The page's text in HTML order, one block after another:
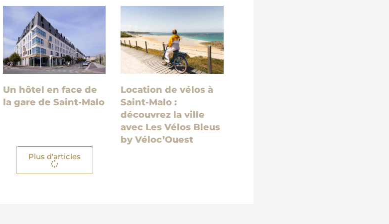
Un hôtel en face de
la gare de Saint-Malo
Location de vélos à
Saint-Malo :
découvrez la ville
avec Les Vélos Bleus
by Véloc’Ouest
Plus d'articles